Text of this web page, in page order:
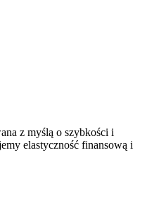
z myślą o szybkości i
elastyczność finansową i